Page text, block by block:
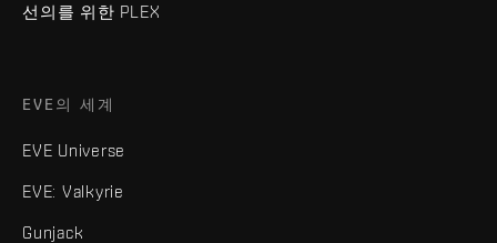
선의를 위한 PLEX
EVE의 세계
EVE Universe
EVE: Valkyrie
Gunjack